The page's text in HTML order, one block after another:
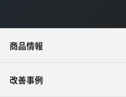
商品情報
改善事例